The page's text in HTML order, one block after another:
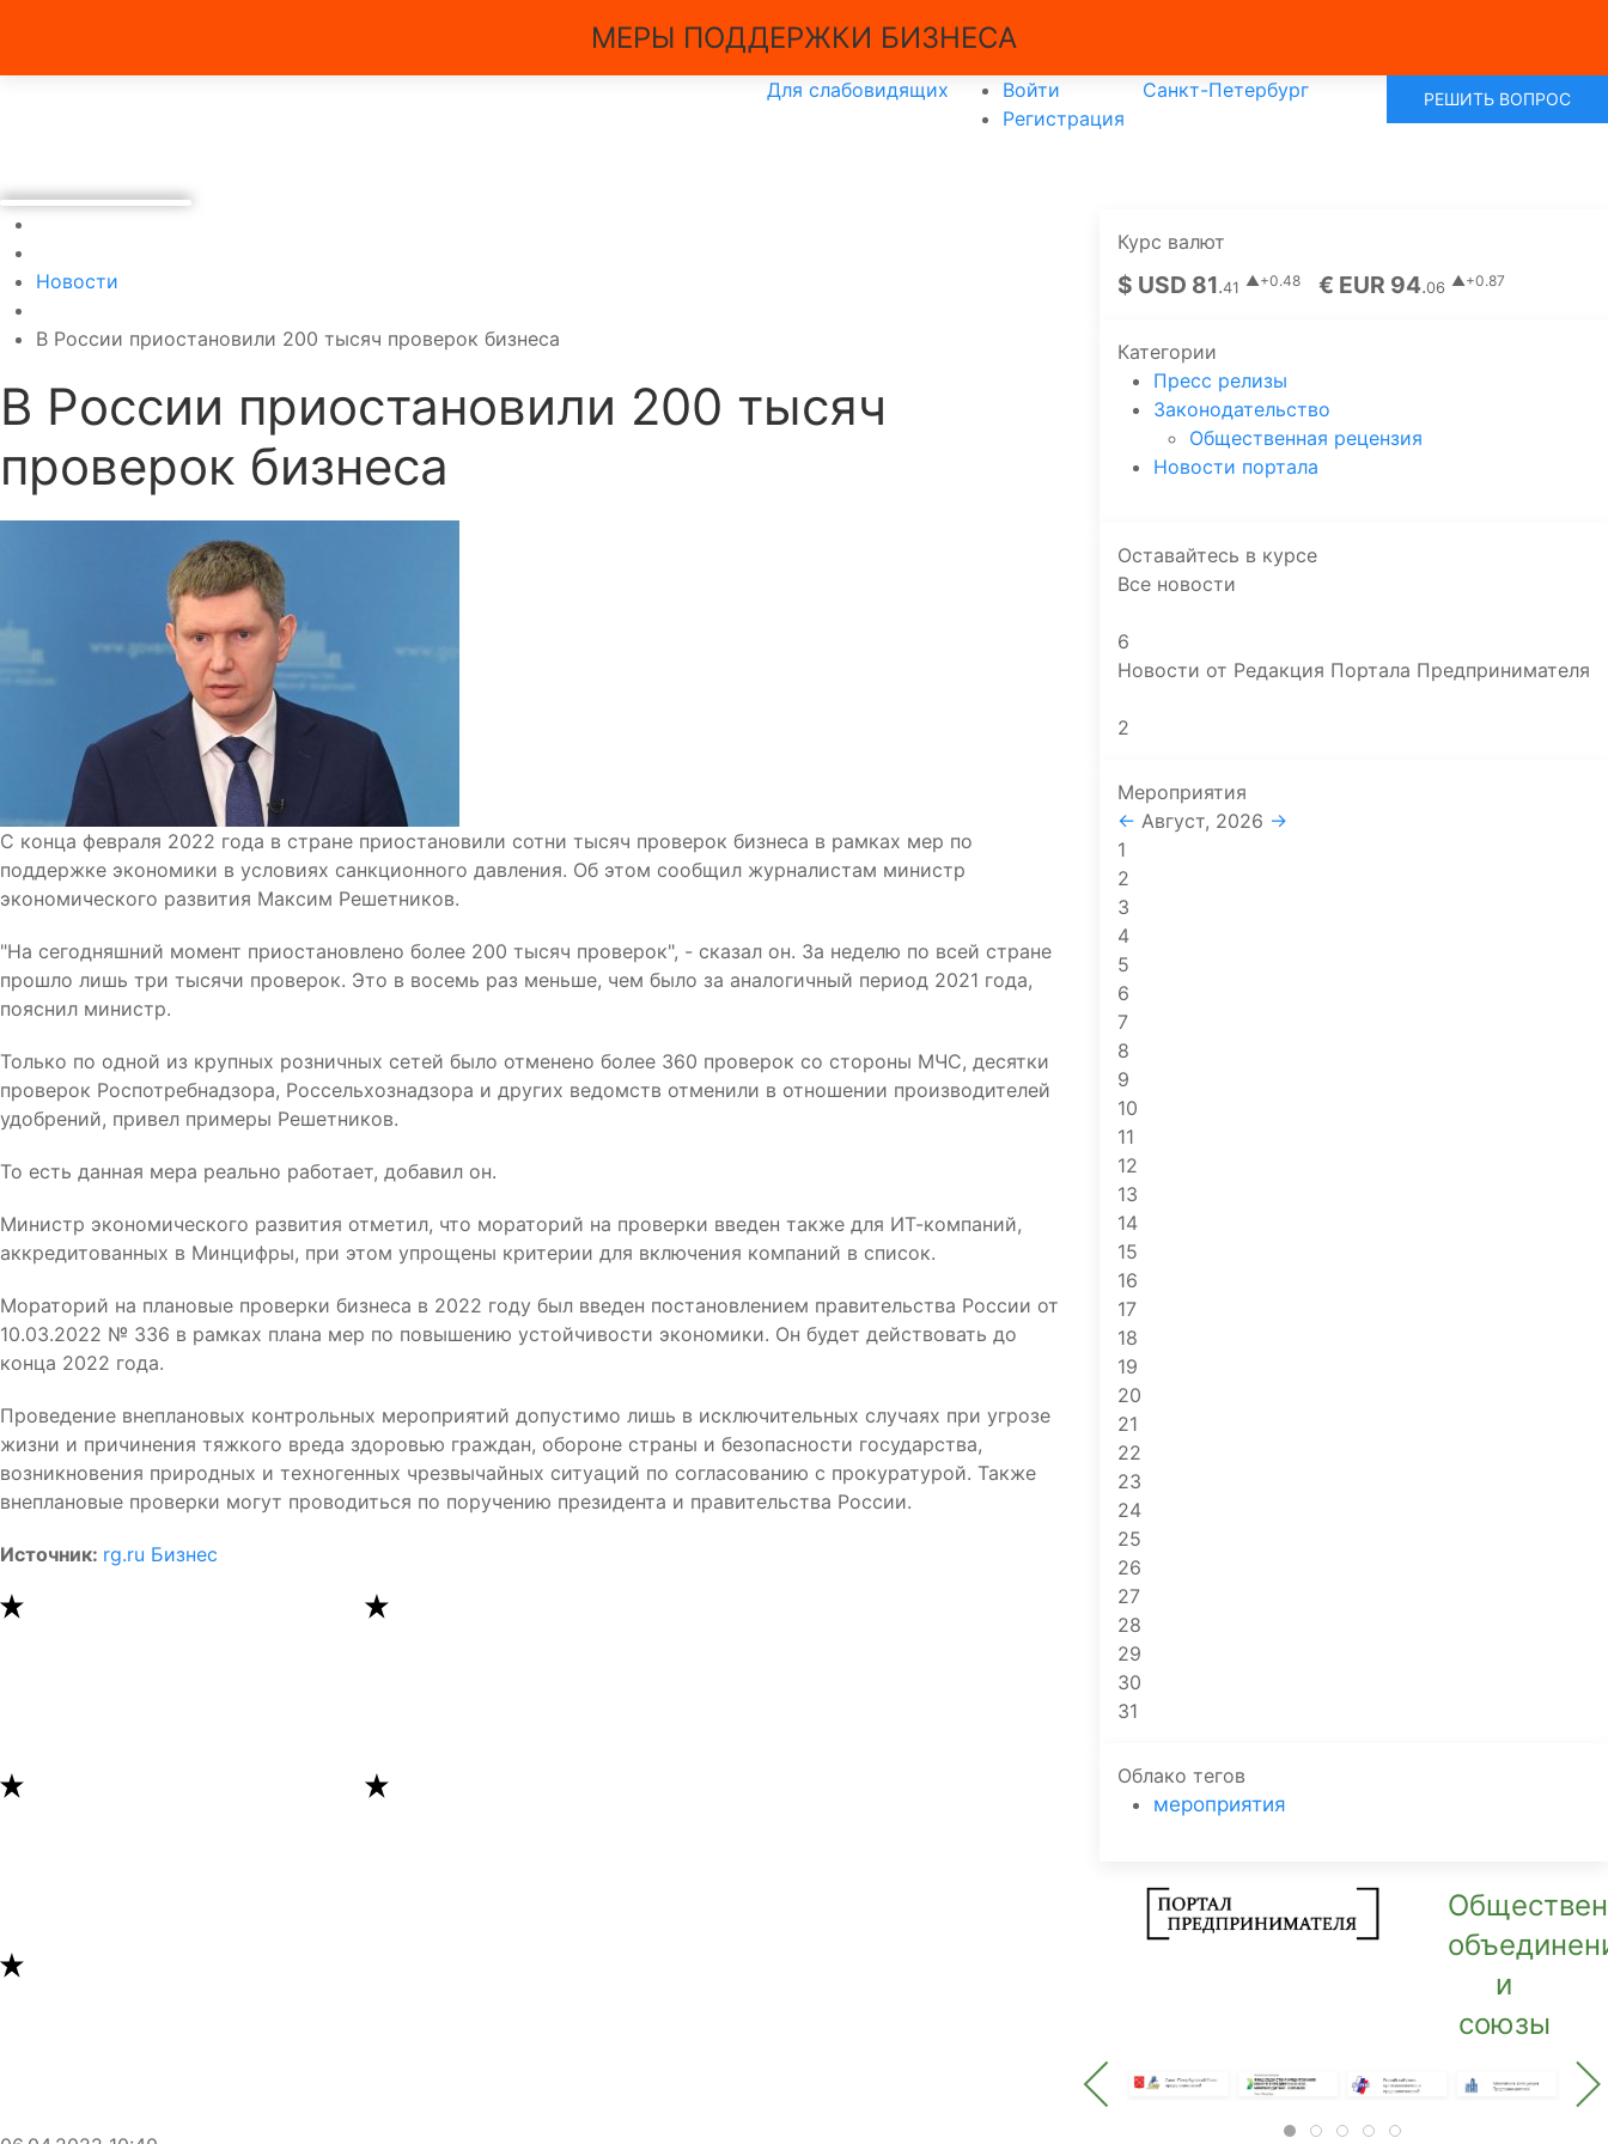
МЕРЫ ПОДДЕРЖКИ БИЗНЕСА
Для слабовидящих
Войти
Регистрация
Санкт-Петербург РЕШИТЬ ВОПРОС
Новости
В России приостановили 200 тысяч проверок бизнеса
В России приостановили 200 тысяч
проверок бизнеса
С конца февраля 2022 года в стране приостановили сотни тысяч проверок бизнеса в рамках мер по
поддержке экономики в условиях санкционного давления. Об этом сообщил журналистам министр
экономического развития Максим Решетников.
"На сегодняшний момент приостановлено более 200 тысяч проверок", - сказал он. За неделю по всей стране
прошло лишь три тысячи проверок. Это в восемь раз меньше, чем было за аналогичный период 2021 года,
пояснил министр.
Только по одной из крупных розничных сетей было отменено более 360 проверок со стороны МЧС, десятки
проверок Роспотребнадзора, Россельхознадзора и других ведомств отменили в отношении производителей
удобрений, привел примеры Решетников.
То есть данная мера реально работает, добавил он.
Министр экономического развития отметил, что мораторий на проверки введен также для ИТ-компаний,
аккредитованных в Минцифры, при этом упрощены критерии для включения компаний в список.
Мораторий на плановые проверки бизнеса в 2022 году был введен постановлением правительства России от
10.03.2022 № 336 в рамках плана мер по повышению устойчивости экономики. Он будет действовать до
конца 2022 года.
Проведение внеплановых контрольных мероприятий допустимо лишь в исключительных случаях при угрозе
жизни и причинения тяжкого вреда здоровью граждан, обороне страны и безопасности государства,
возникновения природных и техногенных чрезвычайных ситуаций по согласованию с прокуратурой. Также
внеплановые проверки могут проводиться по поручению президента и правительства России.
Источник: rg.ru Бизнес
Курс валют
$ USD 81.41 ▲+0.48 € EUR 94.06 ▲+0.87
Категории
Пресс релизы
Законодательство
Общественная рецензия
Новости портала
Оставайтесь в курсе
Все новости
6
Новости от Редакция Портала Предпринимателя
2
Мероприятия
← Август, 2026 →
1
2
3
4
5
6
7
8
9
10
11
12
13
14
15
16
17
18
19
20
21
22
23
24
25
26
27
28
29
30
31
Облако тегов
мероприятия
и
союзы